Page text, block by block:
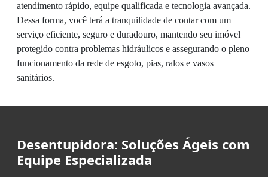
atendimento rápido, equipe qualificada e tecnologia avançada.
Dessa forma, você terá a tranquilidade de contar com um
serviço eficiente, seguro e duradouro, mantendo seu imóvel
protegido contra problemas hidráulicos e assegurando o pleno
funcionamento da rede de esgoto, pias, ralos e vasos
sanitários.
Desentupidora: Soluções Ágeis com
Equipe Especializada